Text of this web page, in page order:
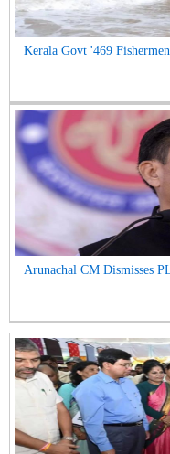
Kerala Govt '469
Arunachal CM Dismisses